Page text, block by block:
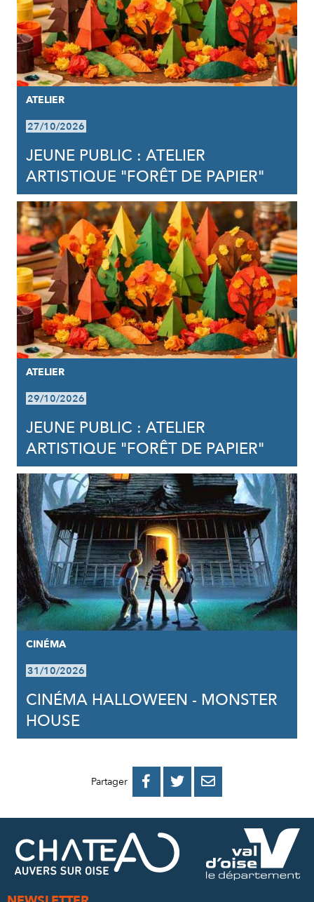
ATELIER
27/10/2026
JEUNE PUBLIC : ATELIER
ARTISTIQUE "FORÊT DE PAPIER"
ATELIER
29/10/2026
JEUNE PUBLIC : ATELIER
ARTISTIQUE "FORÊT DE PAPIER"
CINÉMA
31/10/2026
CINÉMA HALLOWEEN - MONSTER
HOUSE
Partager 
PARTAGER
FACEBOOK
PARTAGER
PARTAGER
MAIL